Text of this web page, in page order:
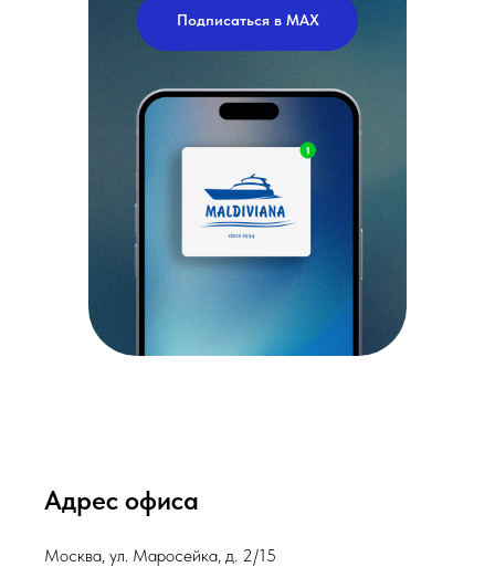
Подписаться в MAX
Адрес офиса
Москва, ул. Маросейка, д. 2/15